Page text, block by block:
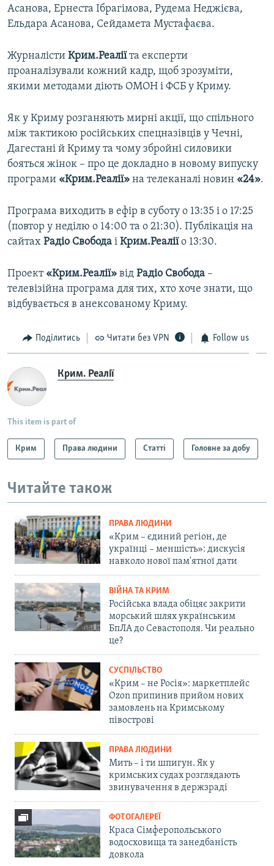
Асанова, Ернеста Ібрагімова, Рудема Неджієва,
Ельдара Асанова, Сейдамета Мустафаєва.
Журналісти Крим.Реаліїта експерти
проаналізували кожний кадр, щоб зрозуміти,
якими методами діють ОМОН і ФСБ у Криму.
Як у Криму розганяють мирні акції, що спільного
між тактикою російських спецназівців у Чечні,
Дагестані й Криму та чому збройні силовики
бояться жінок – про це докладно в новому випуску
програми «Крим.Реалії» на телеканалі новин «24».
Програма виходить в ефір в суботу о 13:35 і о 17:25
(повтор у неділю о 14:00 та о 21:30). Публікація на
сайтах Радіо Свобода і Крим.Реаліїо 13:30.
Проект «Крим.Реалії» від Радіо Свобода –
телевізійна програма для тих, хто хоче знати, що
відбувається в анексованому Криму.
Поділитись Читати без VPN Follow us
Крим. Реалії
This item is part of
Крим Права людини Статті Головне за добу
Читайте також
ПРАВА ЛЮДИНИ
«Крим – єдиний регіон, де
українці – меншість»: дискусія
навколо нової пам'ятної дати
ВІЙНА ТА КРИМ
Російська влада обіцяє закрити
морський шлях українським
БпЛА до Севастополя. Чи реально
це?
СУСПІЛЬСТВО
«Крим – не Росія»: маркетплейс
Ozon припинив прийом нових
замовлень на Кримському
півострові
ПРАВА ЛЮДИНИ
Мить – і ти шпигун. Як у
кримських судах розглядають
звинувачення в держзраді
ФОТОГАЛЕРЕЇ
Краса Сімферопольського
водосховища та занедбаність
довкола